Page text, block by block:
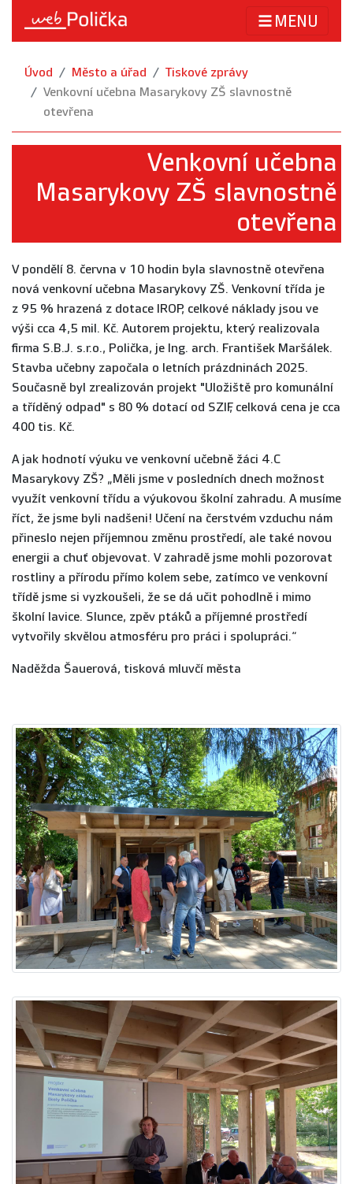
MENU
Úvod Město a úřad
Tiskové zprávy
Venkovní učebna Masarykovy ZŠ slavnostně
otevřena
Venkovní učebna
Masarykovy ZŠ slavnostně
otevřena
V pondělí 8. června v 10 hodin byla slavnostně otevřena
nová venkovní učebna Masarykovy ZŠ. Venkovní třída je
z 95 % hrazená z dotace IROP, celkové náklady jsou ve
výši cca 4,5 mil. Kč. Autorem projektu, který realizovala
firma S.B.J. s.r.o., Polička, je Ing. arch. František Maršálek.
Stavba učebny započala o letních prázdninách 2025.
Současně byl zrealizován projekt "Uložiště pro komunální
a tříděný odpad" s 80 % dotací od SZIF, celková cena je cca
400 tis. Kč.
A jak hodnotí výuku ve venkovní učebně žáci 4.C
Masarykovy ZŠ? „Měli jsme v posledních dnech možnost
využít venkovní třídu a výukovou školní zahradu. A musíme
říct, že jsme byli nadšeni! Učení na čerstvém vzduchu nám
přineslo nejen příjemnou změnu prostředí, ale také novou
energii a chuť objevovat. V zahradě jsme mohli pozorovat
rostliny a přírodu přímo kolem sebe, zatímco ve venkovní
třídě jsme si vyzkoušeli, že se dá učit pohodlně i mimo
školní lavice. Slunce, zpěv ptáků a příjemné prostředí
vytvořily skvělou atmosféru pro práci i spolupráci.“
Naděžda Šauerová, tisková mluvčí města